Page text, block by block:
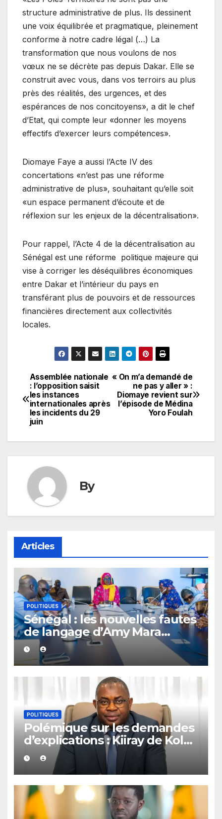
structure administrative de plus. Ils dessinent
une voix équilibrée et pragmatique, pleinement
conforme à notre cadre légal (…) La
transformation que nous voulons de nos
vœux ne se décrète pas depuis Dakar. Elle se
construit avec vous, dans vos terroirs au plus
près des réalités, des urgences, et des
espérances de nos concitoyens», a dit le chef
d’Etat, qui compte leur «donner les moyens
effectifs d’exercer leurs compétences».
Diomaye Faye a aussi l’Acte IV des
concertations «n’est pas une réforme
administrative de plus», souhaitant qu’elle soit
«un espace permanent d’écoute et de
réflexion sur les enjeux de la décentralisation».
Pour rappel, l’Acte 4 de la décentralisation au
Sénégal est une réforme politique majeure qui
vise à corriger les déséquilibres économiques
entre Dakar et l’intérieur du pays en
transférant plus de pouvoirs et de ressources
financières directement aux collectivités
locales.
Navigation
de
l’article
« On m’a demandé de
ne pas y aller » :
Diomaye revient sur
l’épisode de Médina
Yoro Foulah
Assemblée nationale
: l’opposition saisit
les instances
internationales après
les incidents du 29
juin
By
Articles
POLITIQUES
Sénégal : les nouvelles fautes
de langage d’Amy Mara
provoquent des réactions sur
les réseaux sociaux
POLITIQUES
Polémique sur les demandes
d’explications : Kiiray de Kolda
apporte son soutien à
Mamadou Lamine Dianté